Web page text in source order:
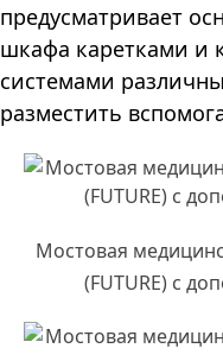
предусматривает
шкафа каретками и
системами
разместить
Мостовая
(FUTURE) с